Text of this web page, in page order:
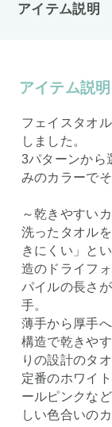
アイテム説明
アイテム説明
フェイスタオ
しました。
3パターンから
みのカラーで
～乾きやすい
洗ったタオル
きにくい」と
造のドライフォ
パイルの長さ
手。
薄手から厚手
構造で乾きや
りの設計のタオ
定番のホワイ
ールピンクな
しい色合いの